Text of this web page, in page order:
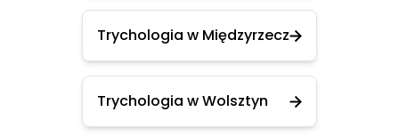
Trychologia w Międzyrzecz
Trychologia w Wolsztyn